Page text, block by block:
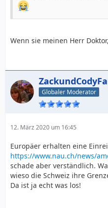
Wenn sie meinen Herr
Globaler Moderator
12. März 2020 um 16:45
Europäer erhalten eine
https://www.nau.ch/news/
schade aber verständlich.
wieso die Schweiz ihre
Da ist ja echt was los!